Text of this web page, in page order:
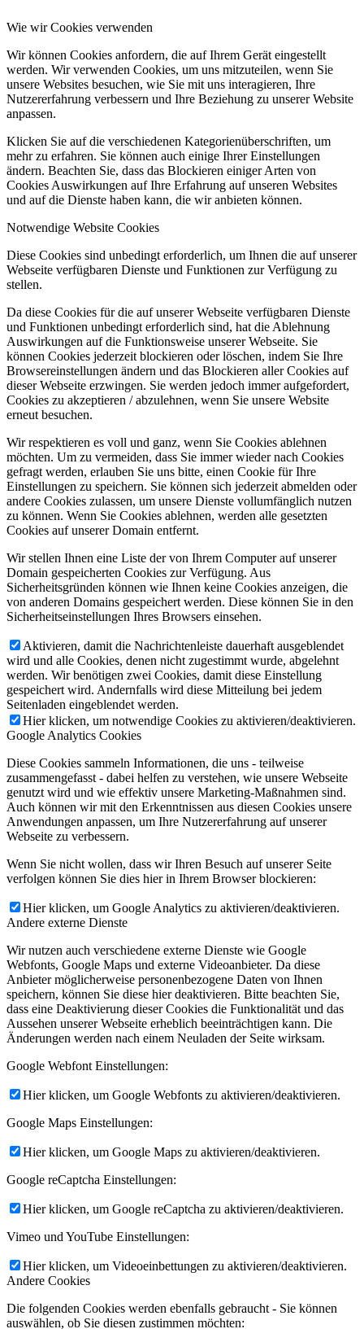
Wie wir Cookies verwenden
Wir können Cookies anfordern, die auf Ihrem Gerät eingestellt
werden. Wir verwenden Cookies, um uns mitzuteilen, wenn Sie
unsere Websites besuchen, wie Sie mit uns interagieren, Ihre
Nutzererfahrung verbessern und Ihre Beziehung zu unserer Website
anpassen.
Klicken Sie auf die verschiedenen Kategorienüberschriften, um
mehr zu erfahren. Sie können auch einige Ihrer Einstellungen
ändern. Beachten Sie, dass das Blockieren einiger Arten von
Cookies Auswirkungen auf Ihre Erfahrung auf unseren Websites
und auf die Dienste haben kann, die wir anbieten können.
Notwendige Website Cookies
Diese Cookies sind unbedingt erforderlich, um Ihnen die auf unserer
Webseite verfügbaren Dienste und Funktionen zur Verfügung zu
stellen.
Da diese Cookies für die auf unserer Webseite verfügbaren Dienste
und Funktionen unbedingt erforderlich sind, hat die Ablehnung
Auswirkungen auf die Funktionsweise unserer Webseite. Sie
können Cookies jederzeit blockieren oder löschen, indem Sie Ihre
Browsereinstellungen ändern und das Blockieren aller Cookies auf
dieser Webseite erzwingen. Sie werden jedoch immer aufgefordert,
Cookies zu akzeptieren / abzulehnen, wenn Sie unsere Website
erneut besuchen.
Wir respektieren es voll und ganz, wenn Sie Cookies ablehnen
möchten. Um zu vermeiden, dass Sie immer wieder nach Cookies
gefragt werden, erlauben Sie uns bitte, einen Cookie für Ihre
Einstellungen zu speichern. Sie können sich jederzeit abmelden oder
andere Cookies zulassen, um unsere Dienste vollumfänglich nutzen
zu können. Wenn Sie Cookies ablehnen, werden alle gesetzten
Cookies auf unserer Domain entfernt.
Wir stellen Ihnen eine Liste der von Ihrem Computer auf unserer
Domain gespeicherten Cookies zur Verfügung. Aus
Sicherheitsgründen können wie Ihnen keine Cookies anzeigen, die
von anderen Domains gespeichert werden. Diese können Sie in den
Sicherheitseinstellungen Ihres Browsers einsehen.
Aktivieren, damit die Nachrichtenleiste dauerhaft ausgeblendet
wird und alle Cookies, denen nicht zugestimmt wurde, abgelehnt
werden. Wir benötigen zwei Cookies, damit diese Einstellung
gespeichert wird. Andernfalls wird diese Mitteilung bei jedem
Seitenladen eingeblendet werden.
Hier klicken, um notwendige Cookies zu aktivieren/deaktivieren.
Google Analytics Cookies
Diese Cookies sammeln Informationen, die uns - teilweise
zusammengefasst - dabei helfen zu verstehen, wie unsere Webseite
genutzt wird und wie effektiv unsere Marketing-Maßnahmen sind.
Auch können wir mit den Erkenntnissen aus diesen Cookies unsere
Anwendungen anpassen, um Ihre Nutzererfahrung auf unserer
Webseite zu verbessern.
Wenn Sie nicht wollen, dass wir Ihren Besuch auf unserer Seite
verfolgen können Sie dies hier in Ihrem Browser blockieren:
Hier klicken, um Google Analytics zu aktivieren/deaktivieren.
Andere externe Dienste
Wir nutzen auch verschiedene externe Dienste wie Google
Webfonts, Google Maps und externe Videoanbieter. Da diese
Anbieter möglicherweise personenbezogene Daten von Ihnen
speichern, können Sie diese hier deaktivieren. Bitte beachten Sie,
dass eine Deaktivierung dieser Cookies die Funktionalität und das
Aussehen unserer Webseite erheblich beeinträchtigen kann. Die
Änderungen werden nach einem Neuladen der Seite wirksam.
Google Webfont Einstellungen:
Hier klicken, um Google Webfonts zu aktivieren/deaktivieren.
Google Maps Einstellungen:
Hier klicken, um Google Maps zu aktivieren/deaktivieren.
Google reCaptcha Einstellungen:
Hier klicken, um Google reCaptcha zu aktivieren/deaktivieren.
Vimeo und YouTube Einstellungen:
Hier klicken, um Videoeinbettungen zu aktivieren/deaktivieren.
Andere Cookies
Die folgenden Cookies werden ebenfalls gebraucht - Sie können
auswählen, ob Sie diesen zustimmen möchten: